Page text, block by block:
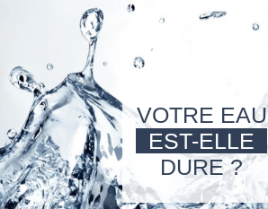
VOTRE EAU
EST-ELLE
DURE ?